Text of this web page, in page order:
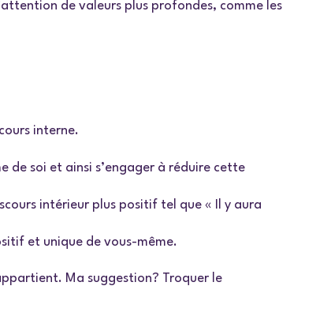
de valeurs plus profondes, comme les
interne.
de soi et ainsi s’engager à réduire cette
intérieur plus positif tel que « Il y aura
et unique de vous-même.
Ma suggestion? Troquer le